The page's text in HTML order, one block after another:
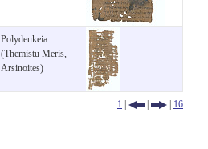
Polydeukeia
(Themistu Meris,
Arsinoites)
1 | | | 16